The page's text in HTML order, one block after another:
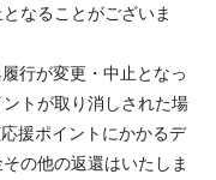
なることがございま
行が変更・中止となっ
トが取り消しされた場
援ポイントにかかるデ
の他の返還はいたしま